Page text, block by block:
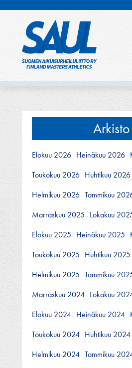
Arkisto
Elokuu 2026 Heinäkuu 2026
Toukokuu 2026 Huhtikuu 2026
Helmikuu 2026 Tammikuu
Marraskuu 2025 Lokakuu
Elokuu 2025 Heinäkuu 2025
Toukokuu 2025 Huhtikuu 2025
Helmikuu 2025 Tammikuu
Marraskuu 2024 Lokakuu
Elokuu 2024 Heinäkuu 2024
Toukokuu 2024 Huhtikuu 2024
Helmikuu 2024 Tammikuu